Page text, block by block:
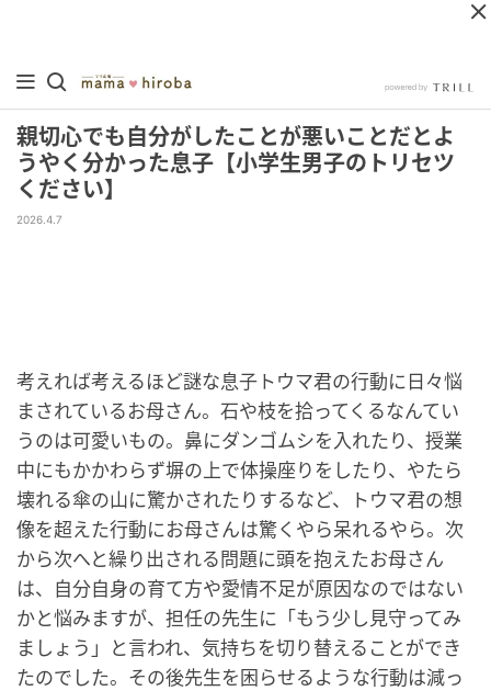
親切心でも自分がしたことが悪いことだとよ
うやく分かった息子【小学生男子のトリセツ
ください】
2026.4.7
考えれば考えるほど謎な息子トウマ君の行動に日々悩
まされているお母さん。石や枝を拾ってくるなんてい
うのは可愛いもの。鼻にダンゴムシを入れたり、授業
中にもかかわらず塀の上で体操座りをしたり、やたら
壊れる傘の山に驚かされたりするなど、トウマ君の想
像を超えた行動にお母さんは驚くやら呆れるやら。次
から次へと繰り出される問題に頭を抱えたお母さん
は、自分自身の育て方や愛情不足が原因なのではない
かと悩みますが、担任の先生に「もう少し見守ってみ
ましょう」と言われ、気持ちを切り替えることができ
たのでした。その後先生を困らせるような行動は減っ